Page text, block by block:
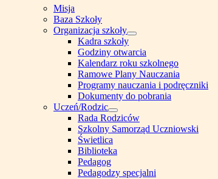
Misja
Baza Szkoły
Organizacja szkoły
Show
sub
menu
Kadra szkoły
Godziny otwarcia
Kalendarz roku szkolnego
Ramowe Plany Nauczania
Programy nauczania i podręczniki
Dokumenty do pobrania
Uczeń/Rodzic
Show
sub
menu
Rada Rodziców
Szkolny Samorząd Uczniowski
Świetlica
Biblioteka
Pedagog
Pedagodzy specjalni